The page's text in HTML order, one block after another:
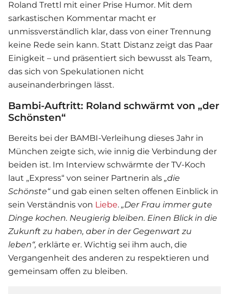
Roland Trettl mit einer Prise Humor. Mit dem
sarkastischen Kommentar macht er
unmissverständlich klar, dass von einer Trennung
keine Rede sein kann. Statt Distanz zeigt das Paar
Einigkeit – und präsentiert sich bewusst als Team,
das sich von Spekulationen nicht
auseinanderbringen lässt.
Bambi-Auftritt: Roland schwärmt von „der
Schönsten“
Bereits bei der BAMBI-Verleihung dieses Jahr in
München zeigte sich, wie innig die Verbindung der
beiden ist. Im Interview schwärmte der TV-Koch
laut „Express“ von seiner Partnerin als „die
Schönste“und gab einen selten offenen Einblick in
sein Verständnis von Liebe. „Der Frau immer gute
Dinge kochen. Neugierig bleiben. Einen Blick in die
Zukunft zu haben, aber in der Gegenwart zu
leben“, erklärte er. Wichtig sei ihm auch, die
Vergangenheit des anderen zu respektieren und
gemeinsam offen zu bleiben.